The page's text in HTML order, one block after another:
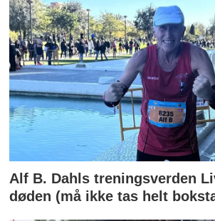
Alf B. Dahls treningsverden
døden (må ikke tas helt